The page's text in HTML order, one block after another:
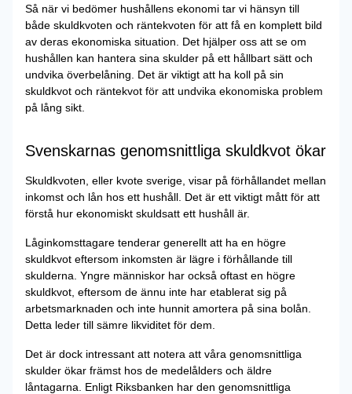
Så när vi bedömer hushållens ekonomi tar vi hänsyn till
både skuldkvoten och räntekvoten för att få en komplett bild
av deras ekonomiska situation. Det hjälper oss att se om
hushållen kan hantera sina skulder på ett hållbart sätt och
undvika överbelåning. Det är viktigt att ha koll på sin
skuldkvot och räntekvot för att undvika ekonomiska problem
på lång sikt.
Svenskarnas genomsnittliga skuldkvot ökar
Skuldkvoten, eller kvote sverige, visar på förhållandet mellan
inkomst och lån hos ett hushåll. Det är ett viktigt mått för att
förstå hur ekonomiskt skuldsatt ett hushåll är.
Låginkomsttagare tenderar generellt att ha en högre
skuldkvot eftersom inkomsten är lägre i förhållande till
skulderna. Yngre människor har också oftast en högre
skuldkvot, eftersom de ännu inte har etablerat sig på
arbetsmarknaden och inte hunnit amortera på sina bolån.
Detta leder till sämre likviditet för dem.
Det är dock intressant att notera att våra genomsnittliga
skulder ökar främst hos de medelålders och äldre
låntagarna. Enligt Riksbanken har den genomsnittliga